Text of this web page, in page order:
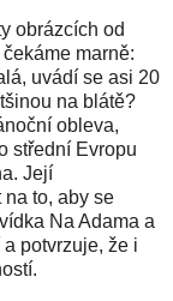
obrázcích od
marně:
uvádí se asi 20
na blátě?
obleva,
střední Evropu
Její
na to, aby se
Na Adama a
potvrzuje, že i